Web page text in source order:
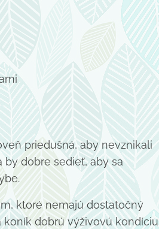
priedušná, aby nevznikali
by dobre sedieť, aby sa
ktoré nemajú dostatočný
koník dobrú výživovú kondíciu